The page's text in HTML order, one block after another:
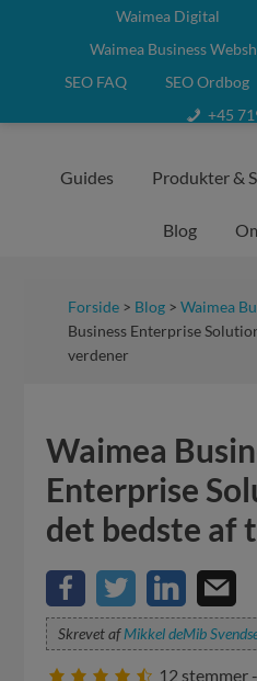
Waimea Digital
Waimea Business
SEO FAQ
SEO Ordbog
+45
Guides Produkter &
Blog
Forside > Blog >Waimea
Business Enterprise
verdener
Waimea
Enterprise
det bedste af
Skrevet afMikkel deMib
12 stemmer